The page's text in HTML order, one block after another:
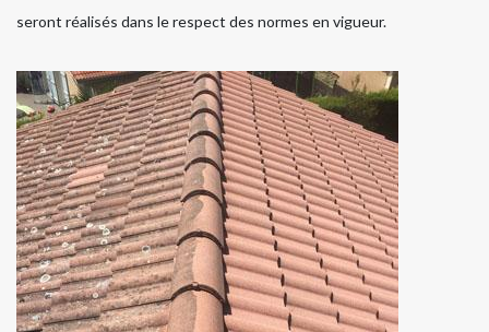
seront réalisés dans le respect des normes en vigueur.